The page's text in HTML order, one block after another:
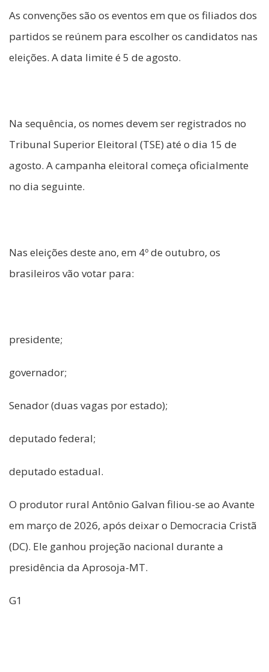
As convenções são os eventos em que os filiados dos
partidos se reúnem para escolher os candidatos nas
eleições. A data limite é 5 de agosto.
Na sequência, os nomes devem ser registrados no
Tribunal Superior Eleitoral (TSE) até o dia 15 de
agosto. A campanha eleitoral começa oficialmente
no dia seguinte.
Nas eleições deste ano, em 4º de outubro, os
brasileiros vão votar para:
presidente;
governador;
Senador (duas vagas por estado);
deputado federal;
deputado estadual.
O produtor rural Antônio Galvan filiou-se ao Avante
em março de 2026, após deixar o Democracia Cristã
(DC). Ele ganhou projeção nacional durante a
presidência da Aprosoja-MT.
G1